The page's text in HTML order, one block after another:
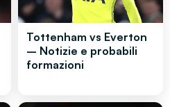
Tottenham vs Everton
– Notizie e probabili
formazioni